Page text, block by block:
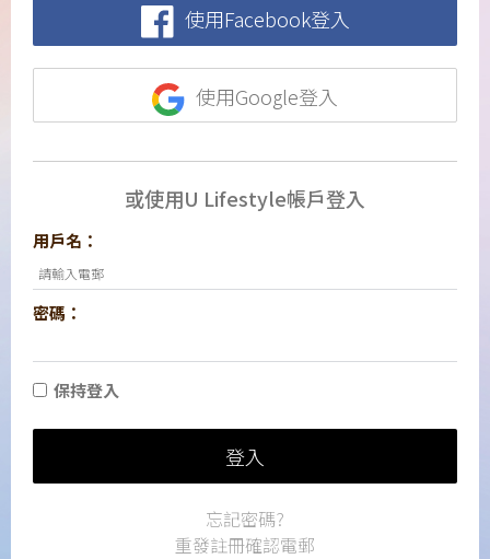
使用Facebook登入
使用Google登入
或使用U Lifestyle帳戶登入
用戶名：
密碼：
保持登入
登入
忘記密碼?
重發註冊確認電郵